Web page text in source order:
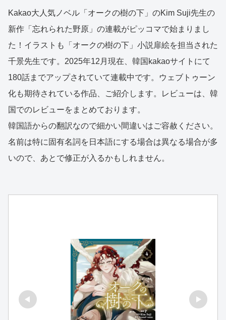
Kakao大人気ノベル「オークの樹の下」のKim Suji先生の
新作「忘れられた野原」の連載がピッコマで始まりまし
た！イラストも「オークの樹の下」小説扉絵を担当された
千景先生です。2025年12月現在、韓国kakaoサイトにて
180話までアップされていて連載中です。ウェブトゥーン
化も期待されている作品、ご紹介します。レビューは、韓
国でのレビューをまとめております。
韓国語からの翻訳なので細かい間違いはご容赦ください。
名前は特に固有名詞を日本語にする場合は異なる場合が多
いので、あとで修正が入るかもしれません。